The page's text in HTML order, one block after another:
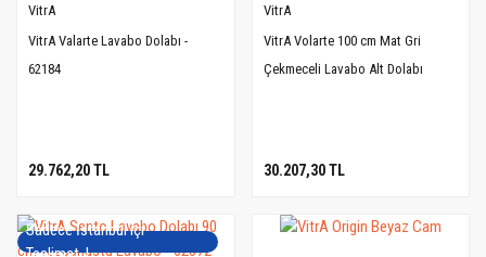
VitrA
VitrA Valarte Lavabo Dolabı -
62184
29.762,20 TL
VitrA
VitrA Volarte 100 cm Mat Gri
Çekmeceli Lavabo Alt Dolabı
30.207,30 TL
Sadece İstanbul içi